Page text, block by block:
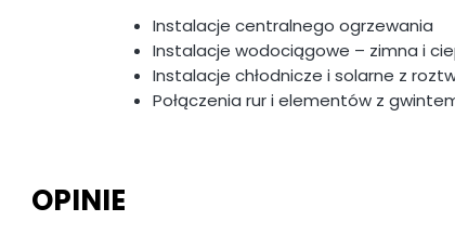
Instalacje centralnego ogrzewania
Instalacje wodociągowe – zimna i
Instalacje chłodnicze i solarne z
Połączenia rur i elementów z
OPINIE